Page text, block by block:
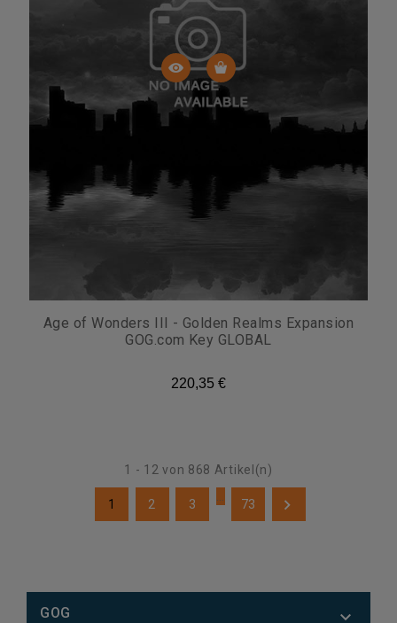
Age of Wonders III - Golden Realms Expansion
GOG.com Key GLOBAL
220,35 €
1 - 12 von 868 Artikel(n)
1 2 3 73 
GOG 